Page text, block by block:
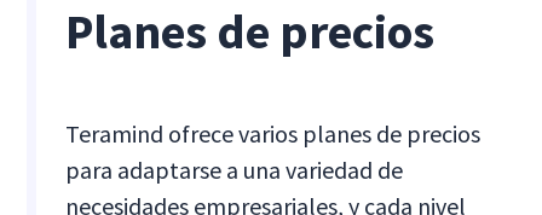
Planes de precios
Teramind ofrece varios planes de precios
para adaptarse a una variedad de
necesidades empresariales, y cada nivel